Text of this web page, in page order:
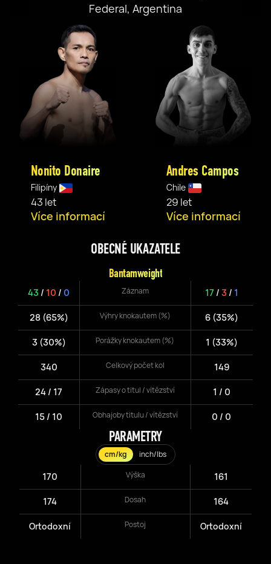
Federal, Argentina
Nonito Donaire
Filipíny
43 let
Více informací
OBECNÉ UKAZATELE
Bantamweight
43 / 10 / 0 Záznam 17 / 3 / 1
28 (65%) Výhry knokautem (%) 6 (35%)
3 (30%) Porážky knokautem (%) 1 (33%)
340 Celkový počet kol 149
24 / 17 Zápasy o titul / vítězství 1 / 0
15 / 10 Obhajoby titulu / vítězství 0 / 0
PARAMETRY
cm/kg inch/lbs
170 Výška 161
174 Dosah 164
Ortodoxní Postoj Ortodoxní
Andres Campos
Chile
29 let
Více informací